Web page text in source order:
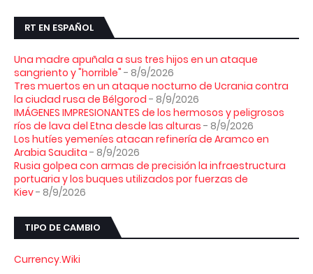
RT EN ESPAÑOL
Una madre apuñala a sus tres hijos en un ataque
sangriento y "horrible" - 8/9/2026
Tres muertos en un ataque nocturno de Ucrania contra
la ciudad rusa de Bélgorod - 8/9/2026
IMÁGENES IMPRESIONANTES de los hermosos y peligrosos
ríos de lava del Etna desde las alturas - 8/9/2026
Los hutíes yemeníes atacan refinería de Aramco en
Arabia Saudita - 8/9/2026
Rusia golpea con armas de precisión la infraestructura
portuaria y los buques utilizados por fuerzas de
Kiev- 8/9/2026
TIPO DE CAMBIO
Currency.Wiki